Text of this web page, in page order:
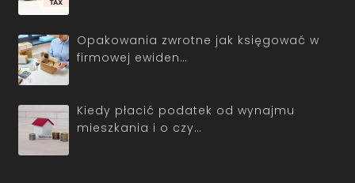
Opakowania zwrotne jak księgować w
firmowej ewiden…
Kiedy płacić podatek od wynajmu
mieszkania i o czy…